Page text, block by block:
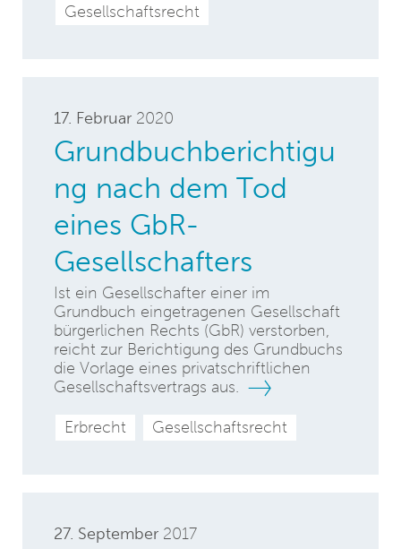
Gesellschaftsrecht
17. Februar 2020
Grundbuchberichtigu
ng nach dem Tod
eines GbR-
Gesellschafters
Ist ein Gesellschafter einer im
Grundbuch eingetragenen Gesellschaft
bürgerlichen Rechts (GbR) verstorben,
reicht zur Berichtigung des Grundbuchs
die Vorlage eines privatschriftlichen
Gesellschaftsvertrags aus.
Erbrecht Gesellschaftsrecht
27. September 2017